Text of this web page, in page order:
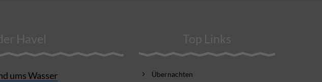
Havel
ums Wasser
Top Links
Übernachten